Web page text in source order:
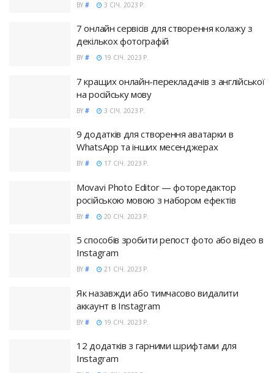
BY # 3 СІЧ. 2023 Р.
7 онлайн сервісів для створення колажу з
декількох фотографій
BY # 19 СІЧ. 2023 Р.
7 кращих онлайн-перекладачів з англійської
на російську мову
BY # 3 СІЧ. 2023 Р.
9 додатків для створення аватарки в
WhatsApp та інших месенджерах
BY # 17 СІЧ. 2023 Р.
Movavi Photo Editor — фоторедактор
російською мовою з набором ефектів
BY # 20 СІЧ. 2023 Р.
5 способів зробити репост фото або відео в
Instagram
BY # 21 СІЧ. 2023 Р.
Як назавжди або тимчасово видалити
аккаунт в Instagram
BY # 19 СІЧ. 2023 Р.
12 додатків з гарними шрифтами для
Instagram